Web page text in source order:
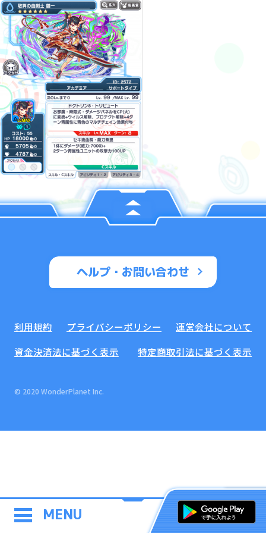
MENU
ヘルプ・お問い合わせ
利用規約 プライバシーポリシー
運営会社について
資金決済法に基づく表示
特定商取引法に基づく表示
© 2020 WonderPlanet Inc.